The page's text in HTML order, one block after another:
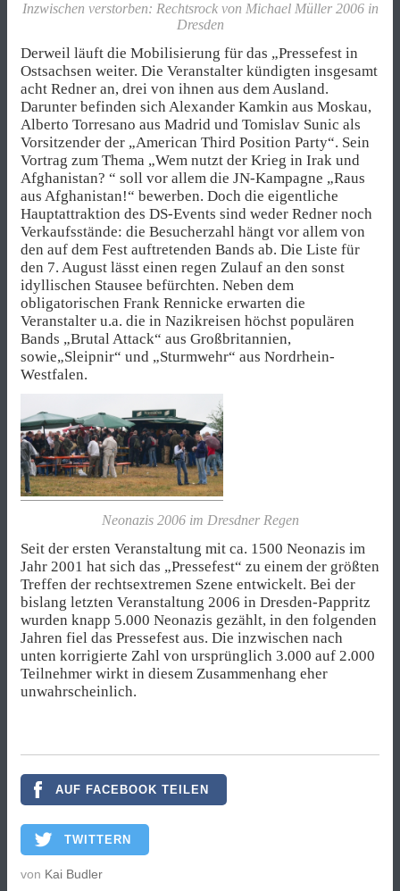
Inzwischen verstorben: Rechtsrock von Michael Müller 2006 in
Dresden
Derweil läuft die Mobilisierung für das „Pressefest in
Ostsachsen weiter. Die Veranstalter kündigten insgesamt
acht Redner an, drei von ihnen aus dem Ausland.
Darunter befinden sich Alexander Kamkin aus Moskau,
Alberto Torresano aus Madrid und Tomislav Sunic als
Vorsitzender der „American Third Position Party“. Sein
Vortrag zum Thema „Wem nutzt der Krieg in Irak und
Afghanistan? “ soll vor allem die JN-Kampagne „Raus
aus Afghanistan!“ bewerben. Doch die eigentliche
Hauptattraktion des DS-Events sind weder Redner noch
Verkaufsstände: die Besucherzahl hängt vor allem von
den auf dem Fest auftretenden Bands ab. Die Liste für
den 7. August lässt einen regen Zulauf an den sonst
idyllischen Stausee befürchten. Neben dem
obligatorischen Frank Rennicke erwarten die
Veranstalter u.a. die in Nazikreisen höchst populären
Bands „Brutal Attack“ aus Großbritannien,
sowie„Sleipnir“ und „Sturmwehr“ aus Nordrhein-
Westfalen.
Neonazis 2006 im Dresdner Regen
Seit der ersten Veranstaltung mit ca. 1500 Neonazis im
Jahr 2001 hat sich das „Pressefest“ zu einem der größten
Treffen der rechtsextremen Szene entwickelt. Bei der
bislang letzten Veranstaltung 2006 in Dresden-Pappritz
wurden knapp 5.000 Neonazis gezählt, in den folgenden
Jahren fiel das Pressefest aus. Die inzwischen nach
unten korrigierte Zahl von ursprünglich 3.000 auf 2.000
Teilnehmer wirkt in diesem Zusammenhang eher
unwahrscheinlich.
AUF FACEBOOK TEILEN
TWITTERN
von Kai Budler